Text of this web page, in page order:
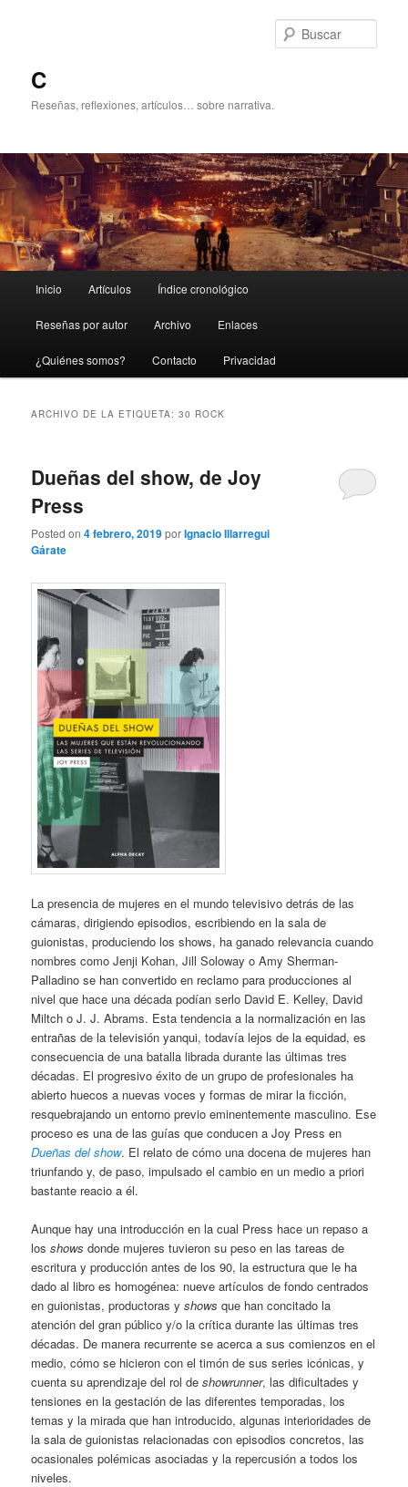
C
Reseñas, reflexiones, artículos… sobre narrativa.
principal
Inicio Artículos Índice cronológico
Reseñas por autor Archivo Enlaces
¿Quiénes somos? Contacto Privacidad
ARCHIVO DE LA ETIQUETA:30 ROCK
Dueñas del show, de Joy
Press
Posted on4 febrero, 2019porIgnacio Illarregui
Gárate
La presencia de mujeres en el mundo televisivo detrás de las
cámaras, dirigiendo episodios, escribiendo en la sala de
guionistas, produciendo los shows, ha ganado relevancia cuando
nombres como Jenji Kohan, Jill Soloway o Amy Sherman-
Palladino se han convertido en reclamo para producciones al
nivel que hace una década podían serlo David E. Kelley, David
Miltch o J. J. Abrams. Esta tendencia a la normalización en las
entrañas de la televisión yanqui, todavía lejos de la equidad, es
consecuencia de una batalla librada durante las últimas tres
décadas. El progresivo éxito de un grupo de profesionales ha
abierto huecos a nuevas voces y formas de mirar la ficción,
resquebrajando un entorno previo eminentemente masculino. Ese
proceso es una de las guías que conducen a Joy Press en
Dueñas del show. El relato de cómo una docena de mujeres han
triunfando y, de paso, impulsado el cambio en un medio a priori
bastante reacio a él.
Aunque hay una introducción en la cual Press hace un repaso a
losshows donde mujeres tuvieron su peso en las tareas de
escritura y producción antes de los 90, la estructura que le ha
dado al libro es homogénea: nueve artículos de fondo centrados
en guionistas, productoras yshows que han concitado la
atención del gran público y/o la crítica durante las últimas tres
décadas. De manera recurrente se acerca a sus comienzos en el
medio, cómo se hicieron con el timón de sus series icónicas, y
cuenta su aprendizaje del rol deshowrunner, las dificultades y
tensiones en la gestación de las diferentes temporadas, los
temas y la mirada que han introducido, algunas interioridades de
la sala de guionistas relacionadas con episodios concretos, las
ocasionales polémicas asociadas y la repercusión a todos los
niveles.